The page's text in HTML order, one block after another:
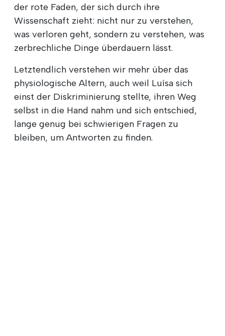
der rote Faden, der sich durch ihre
Wissenschaft zieht: nicht nur zu verstehen,
was verloren geht, sondern zu verstehen, was
zerbrechliche Dinge überdauern lässt.
Letztendlich verstehen wir mehr über das
physiologische Altern, auch weil Luísa sich
einst der Diskriminierung stellte, ihren Weg
selbst in die Hand nahm und sich entschied,
lange genug bei schwierigen Fragen zu
bleiben, um Antworten zu finden.